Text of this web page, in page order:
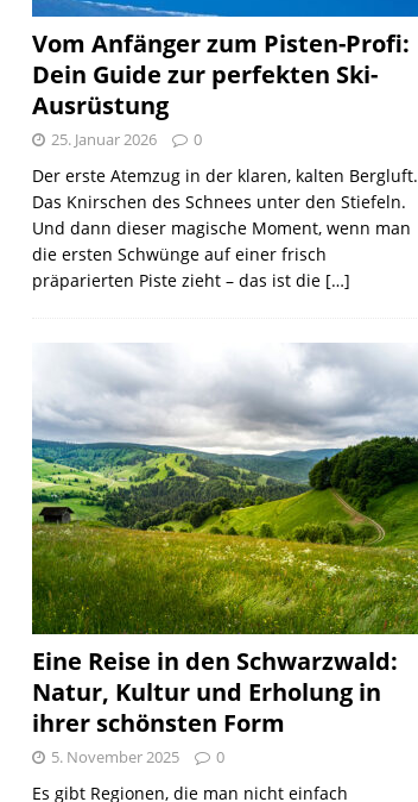
Vom Anfänger zum Pisten-Profi:
Dein Guide zur perfekten Ski-
Ausrüstung
25. Januar 2026 0
Der erste Atemzug in der klaren, kalten Bergluft.
Das Knirschen des Schnees unter den Stiefeln.
Und dann dieser magische Moment, wenn man
die ersten Schwünge auf einer frisch
präparierten Piste zieht – das ist die […]
Eine Reise in den Schwarzwald:
Natur, Kultur und Erholung in
ihrer schönsten Form
5. November 2025 0
Es gibt Regionen, die man nicht einfach